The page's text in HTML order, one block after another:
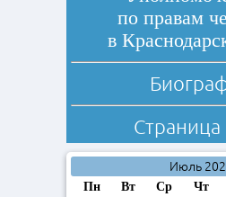
по правам
в
Страница
Июль
Пн Вт Ср Чт